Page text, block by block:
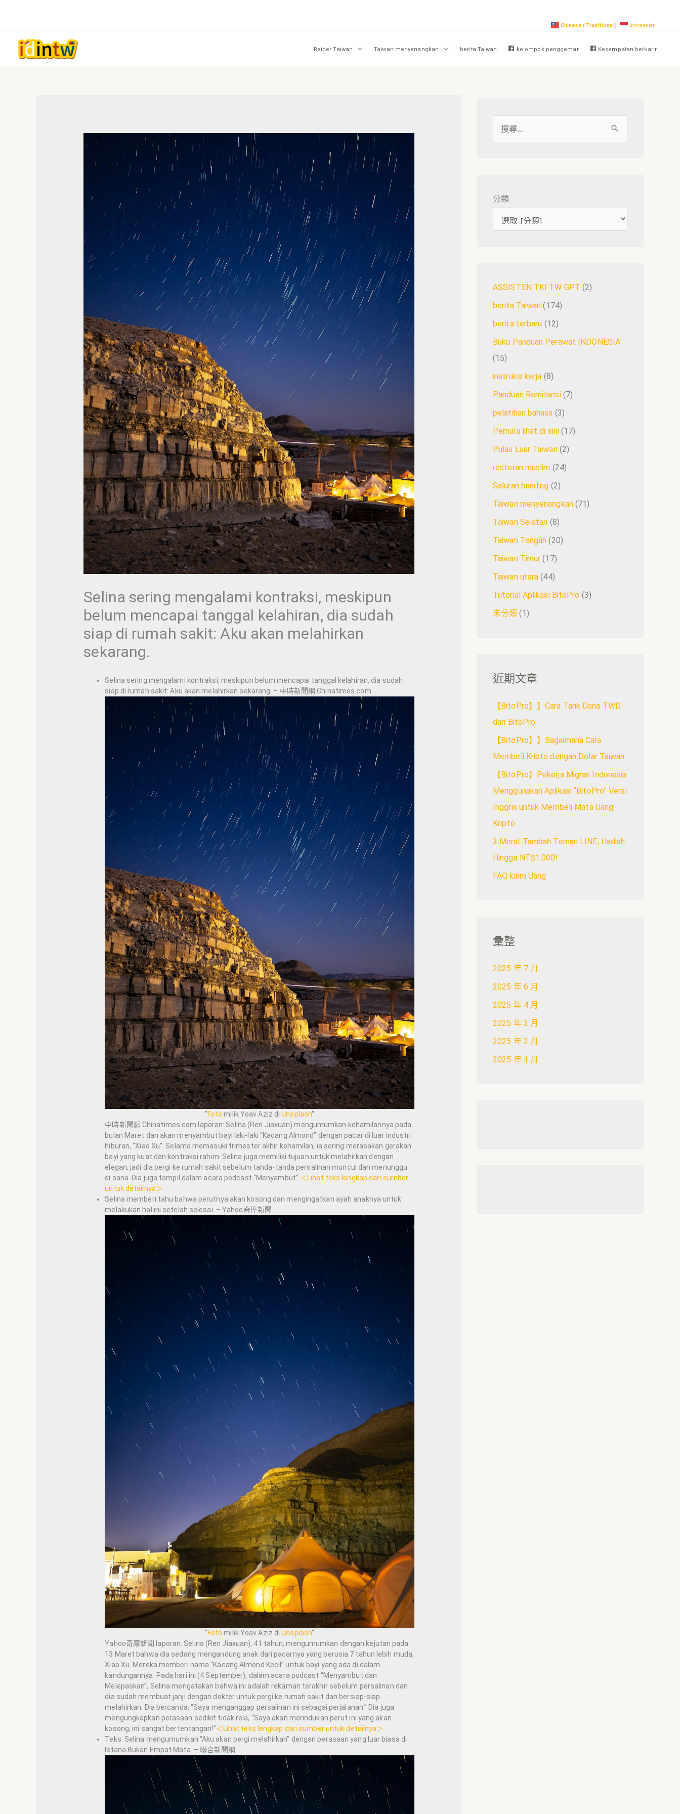
Chinese (Traditional) Indonesian
Raider Taiwan Taiwan menyenangkan berita Taiwan kelompok penggemar Kesempatan berkarir
Selina sering mengalami kontraksi, meskipun
belum mencapai tanggal kelahiran, dia sudah
siap di rumah sakit: Aku akan melahirkan
sekarang.
Selina sering mengalami kontraksi, meskipun belum mencapai tanggal kelahiran, dia sudah
siap di rumah sakit: Aku akan melahirkan sekarang. – 中時新聞網 Chinatimes.com
“Foto milik Yoav Aziz diUnsplash“
中時新聞網 Chinatimes.com laporan: Selina (Ren Jiaxuan) mengumumkan kehamilannya pada
bulan Maret dan akan menyambut bayi laki-laki “Kacang Almond” dengan pacar di luar industri
hiburan, “Xiao Xu”. Selama memasuki trimester akhir kehamilan, ia sering merasakan gerakan
bayi yang kuat dan kontraksi rahim. Selina juga memiliki tujuan untuk melahirkan dengan
elegan, jadi dia pergi ke rumah sakit sebelum tanda-tanda persalinan muncul dan menunggu
di sana. Dia juga tampil dalam acara podcast “Menyambut”. ＜Lihat teks lengkap dari sumber
untuk detailnya＞
Selina memberi tahu bahwa perutnya akan kosong dan mengingatkan ayah anaknya untuk
melakukan hal ini setelah selesai. – Yahoo奇摩新聞
“Foto milik Yoav Aziz diUnsplash“
Yahoo奇摩新聞 laporan: Selina (Ren Jiaxuan), 41 tahun, mengumumkan dengan kejutan pada
13 Maret bahwa dia sedang mengandung anak dari pacarnya yang berusia 7 tahun lebih muda,
Xiao Xu. Mereka memberi nama “Kacang Almond Kecil” untuk bayi yang ada di dalam
kandungannya. Pada hari ini (4 September), dalam acara podcast “Menyambut dan
Melepaskan”, Selina mengatakan bahwa ini adalah rekaman terakhir sebelum persalinan dan
dia sudah membuat janji dengan dokter untuk pergi ke rumah sakit dan bersiap-siap
melahirkan. Dia bercanda, “Saya menganggap persalinan ini sebagai perjalanan.” Dia juga
mengungkapkan perasaan sedikit tidak rela, “Saya akan merindukan perut ini yang akan
kosong, ini sangat bertentangan!”＜Lihat teks lengkap dari sumber untuk detailnya＞
Teks: Selina mengumumkan “Aku akan pergi melahirkan” dengan perasaan yang luar biasa di
Istana Bukan Empat Mata. – 聯合新聞網
字
分類
ASSISTEN TKI TW GPT (2)
berita Taiwan (174)
berita terbaru (12)
Buku Panduan Perawat INDONESIA
(15)
instruksi kerja (8)
Panduan Remitansi(7)
pelatihan bahasa (3)
Pemula lihat di sini (17)
Pulau Luar Taiwan(2)
restoran muslim (24)
Saluran banding (2)
Taiwan menyenangkan(71)
Taiwan Selatan (8)
Taiwan Tengah (20)
Taiwan Timur (17)
Taiwan utara (44)
Tutorial Aplikasi BitoPro (3)
未分類 (1)
近期文章
【BitoPro】】Cara Tarik Dana TWD
dari BitoPro
【BitoPro】】Bagaimana Cara
Membeli Kripto dengan Dolar Taiwan
【BitoPro】Pekerja Migran Indonesia
Menggunakan Aplikasi “BitoPro” Versi
Inggris untuk Membeli Mata Uang
Kripto
3 Menit Tambah Teman LINE, Hadiah
Hingga NT$1.000!
FAQ kirim Uang
彙整
2025 年 7 月
2025 年 6 月
2025 年 4 月
2025 年 3 月
2025 年 2 月
2025 年 1 月